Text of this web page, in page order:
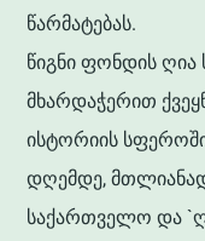
წარმატებას.
წიგნი ფონდის
მხარდაჭერით
ისტორიის
დღემდე,
საქართველო და